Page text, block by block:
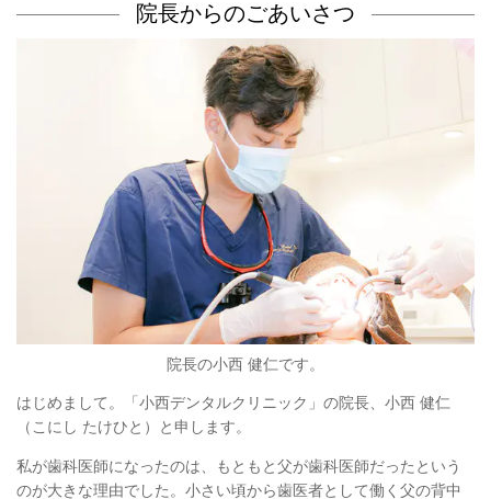
院長からのごあいさつ
院長の小西 健仁です。
はじめまして。「小西デンタルクリニック」の院長、小西 健仁
（こにし たけひと）と申します。
私が歯科医師になったのは、もともと父が歯科医師だったという
のが大きな理由でした。小さい頃から歯医者として働く父の背中